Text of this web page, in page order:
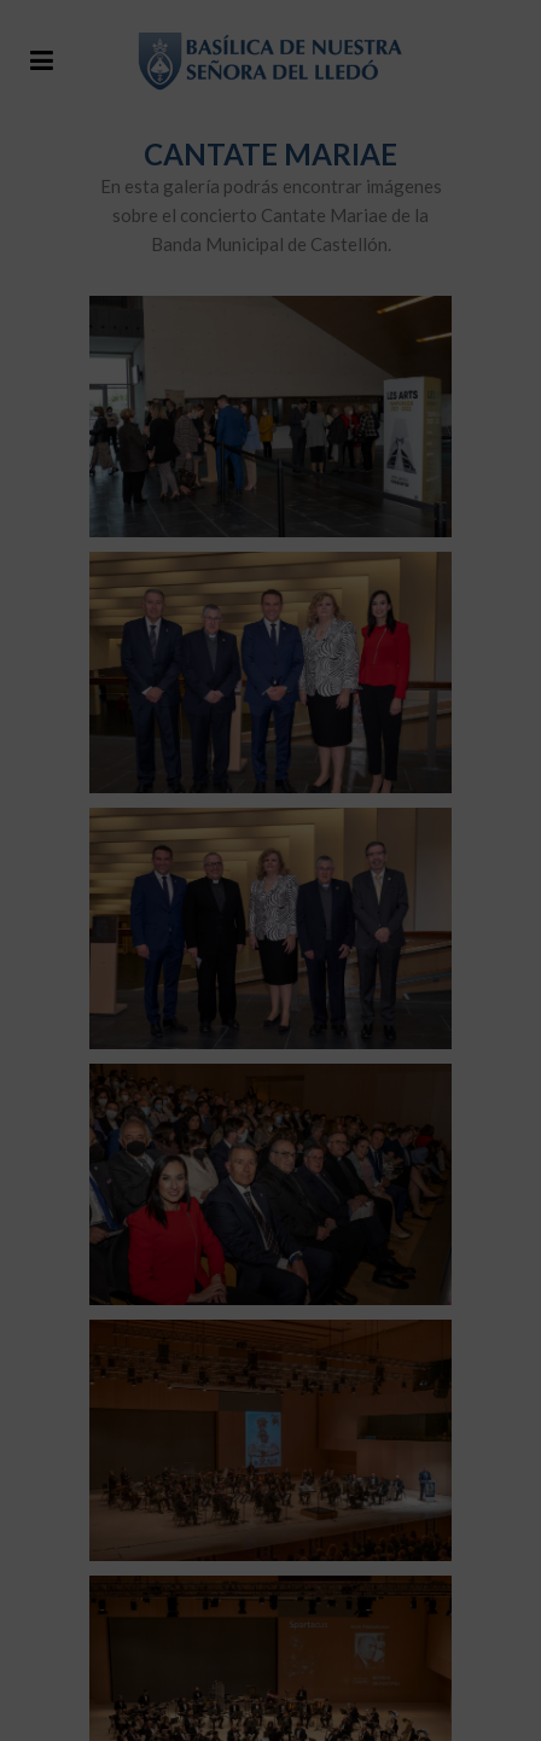
CANTATE MARIAE
En esta galería podrás encontrar imágenes
sobre el concierto Cantate Mariae de la
Banda Municipal de Castellón.